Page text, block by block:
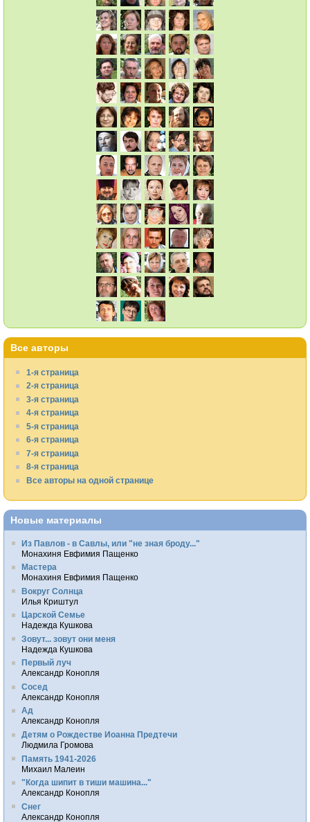
Все авторы
1-я страница
2-я страница
3-я страница
4-я страница
5-я страница
6-я страница
7-я страница
8-я страница
Все авторы на одной странице
Новые материалы
Из Павлов - в Савлы, или "не зная броду..."
Монахиня Евфимия Пащенко
Мастера
Монахиня Евфимия Пащенко
Вокруг Солнца
Илья Криштул
Царской Семье
Надежда Кушкова
Зовут... зовут они меня
Надежда Кушкова
Первый луч
Александр Конопля
Сосед
Александр Конопля
Ад
Александр Конопля
Детям о Рождестве Иоанна Предтечи
Людмила Громова
Память 1941-2026
Михаил Малеин
"Когда шипит в тиши машина..."
Александр Конопля
Снег
Александр Конопля